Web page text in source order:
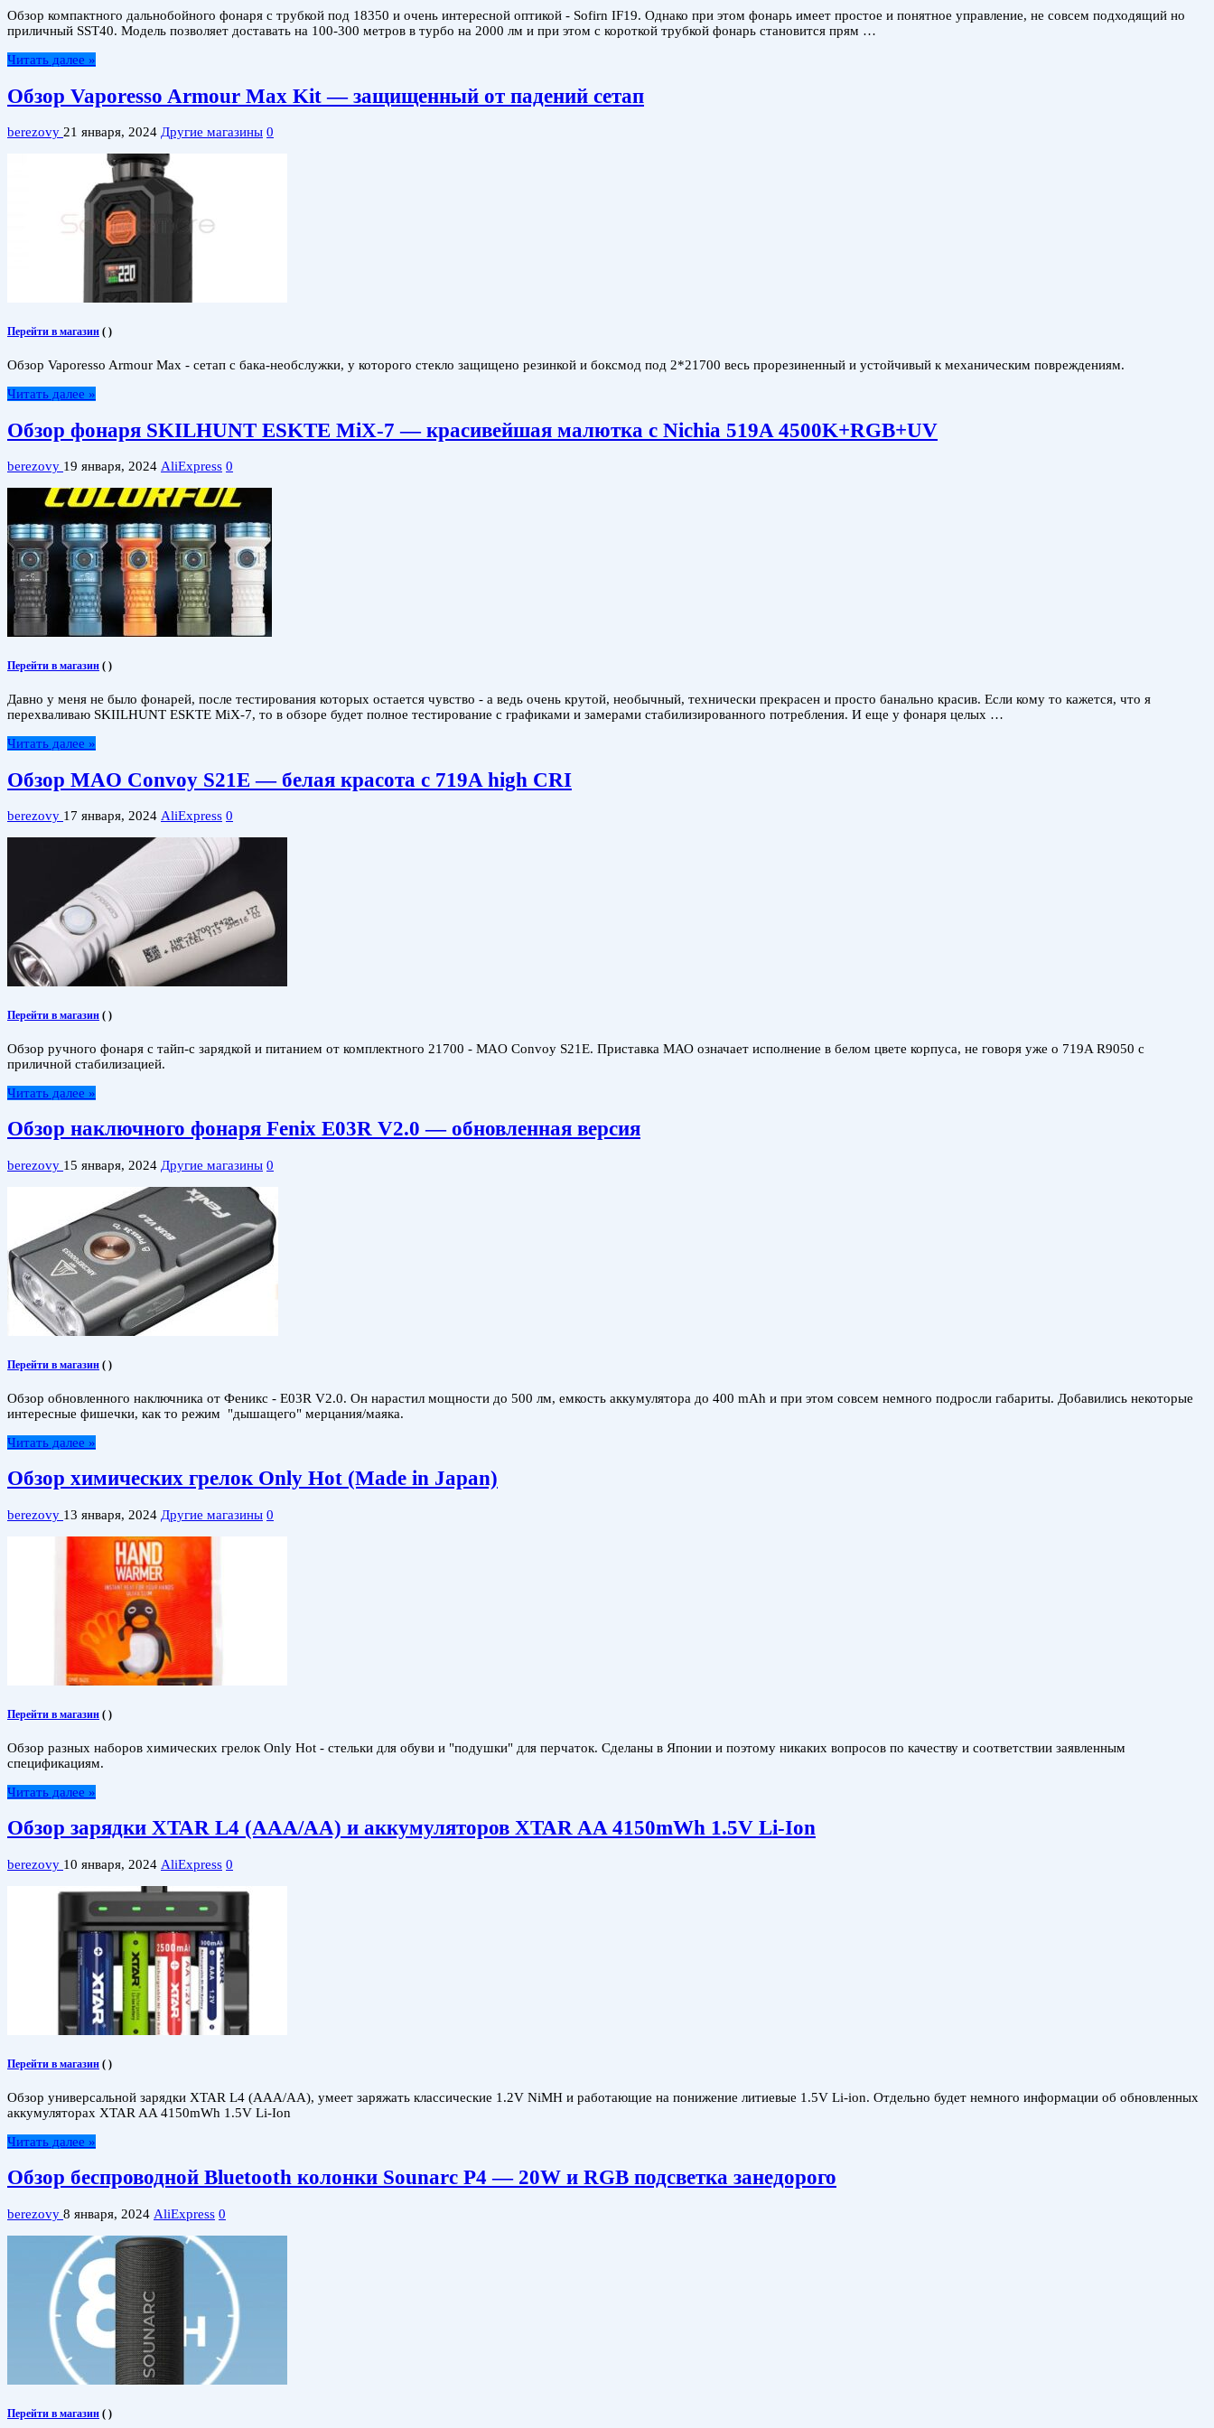
Обзор компактного дальнобойного фонаря с трубкой под 18350 и очень интересной оптикой - Sofirn IF19. Однако при этом фонарь имеет простое и понятное управление, не совсем подходящий но
приличный SST40. Модель позволяет доставать на 100-300 метров в турбо на 2000 лм и при этом с короткой трубкой фонарь становится прям …
Читать далее »
Обзор Vaporesso Armour Max Kit — защищенный от падений сетап
berezovy 21 января, 2024 Другие магазины 0
Перейти в магазин ( )
Обзор Vaporesso Armour Max - сетап с бака-необслужки, у которого стекло защищено резинкой и боксмод под 2*21700 весь прорезиненный и устойчивый к механическим повреждениям.
Читать далее »
Обзор фонаря SKILHUNT ESKTE MiX-7 — красивейшая малютка с Nichia 519A 4500K+RGB+UV
berezovy 19 января, 2024 AliExpress 0
Перейти в магазин ( )
Давно у меня не было фонарей, после тестирования которых остается чувство - а ведь очень крутой, необычный, технически прекрасен и просто банально красив. Если кому то кажется, что я
перехваливаю SKIILHUNT ESKTE MiX-7, то в обзоре будет полное тестирование с графиками и замерами стабилизированного потребления. И еще у фонаря целых …
Читать далее »
Обзор MAO Convoy S21E — белая красота с 719A high CRI
berezovy 17 января, 2024 AliExpress 0
Перейти в магазин ( )
Обзор ручного фонаря с тайп-с зарядкой и питанием от комплектного 21700 - MAO Convoy S21E. Приставка МАО означает исполнение в белом цвете корпуса, не говоря уже о 719A R9050 с
приличной стабилизацией.
Читать далее »
Обзор наключного фонаря Fenix ​​E03R V2.0 — обновленная версия
berezovy 15 января, 2024 Другие магазины 0
Перейти в магазин ( )
Обзор обновленного наключника от Феникс - ​​E03R V2.0. Он нарастил мощности до 500 лм, емкость аккумулятора до 400 mAh и при этом совсем немного подросли габариты. Добавились некоторые
интересные фишечки, как то режим "дышащего" мерцания/маяка.
Читать далее »
Обзор химических грелок Only Hot (Made in Japan)
berezovy 13 января, 2024 Другие магазины 0
Перейти в магазин ( )
Обзор разных наборов химических грелок Only Hot - стельки для обуви и "подушки" для перчаток. Сделаны в Японии и поэтому никаких вопросов по качеству и соответствии заявленным
спецификациям.
Читать далее »
Обзор зарядки XTAR L4 (AAA/AA) и аккумуляторов XTAR AA 4150mWh 1.5V Li-Ion
berezovy 10 января, 2024 AliExpress 0
Перейти в магазин ( )
Обзор универсальной зарядки XTAR L4 (AAA/AA), умеет заряжать классические 1.2V NiMH и работающие на понижение литиевые 1.5V Li-ion. Отдельно будет немного информации об обновленных
аккумуляторах XTAR AA 4150mWh 1.5V Li-Ion
Читать далее »
Обзор беспроводной Bluetooth колонки Sounarc P4 — 20W и RGB подсветка занедорого
berezovy 8 января, 2024 AliExpress 0
Перейти в магазин ( )